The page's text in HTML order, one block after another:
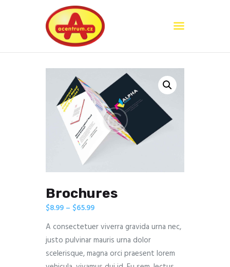
O nás
Služby
Kontakty
Brochures
$8.99 – $65.99
A consectetuer viverra gravida urna nec,
justo pulvinar mauris urna dolor
scelerisque, magna orci praesent lorem